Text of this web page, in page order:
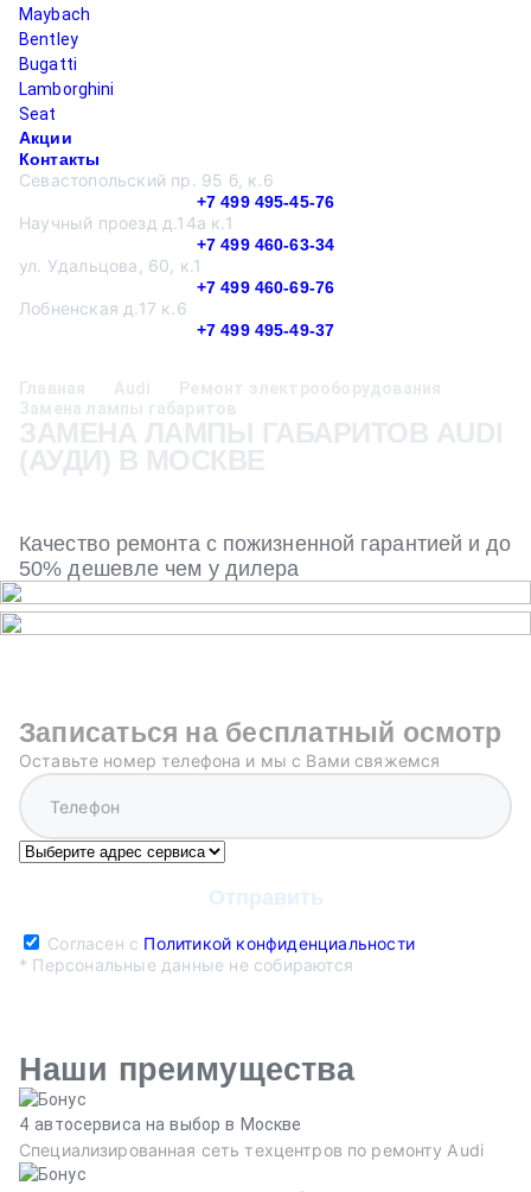
Maybach
Bentley
Bugatti
Lamborghini
Seat
Акции
Контакты
Севастопольский пр. 95 б, к.6
+7 499 495-45-76
Научный проезд д.14а к.1
+7 499 460-63-34
ул. Удальцова, 60, к.1
+7 499 460-69-76
Лобненская д.17 к.6
+7 499 495-49-37
Главная Audi
Ремонт электрооборудования
Замена лампы габаритов
ЗАМЕНА ЛАМПЫ ГАБАРИТОВ AUDI
(АУДИ) В МОСКВЕ
Качество ремонта с пожизненной гарантией и до
50% дешевле чем у дилера
Записаться на бесплатный осмотр
Оставьте номер телефона и мы с Вами свяжемся
Согласен с Политикой конфиденциальности
* Персональные данные не собираются
Наши преимущества
4 автосервиса на выбор в Москве
Специализированная сеть техцентров по ремонту Audi